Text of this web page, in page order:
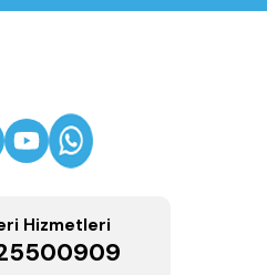
Hizmetleri